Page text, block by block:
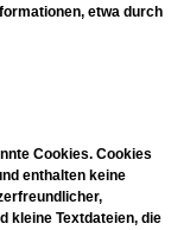
etwa durch
Cookies. Cookies
enthalten keine
kleine Textdateien, die